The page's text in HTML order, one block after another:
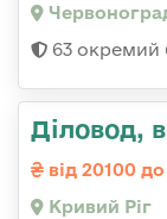
63 окремий
Діловод,
від 20100
Кривий Ріг